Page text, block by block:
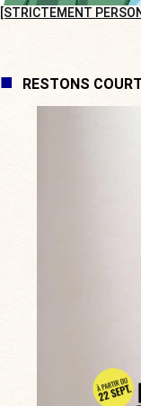
[STRICTEMENT
RESTONS